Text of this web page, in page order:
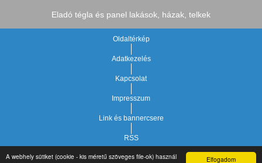
Elfogadom
A webhely sütiket (cookie - kis méretű szöveges file-ok) használ
Eladó tégla és panel lakások, házak, telkek
Oldaltérkép
Adatkezelés
Kapcsolat
Impresszum
Link és bannercsere
RSS